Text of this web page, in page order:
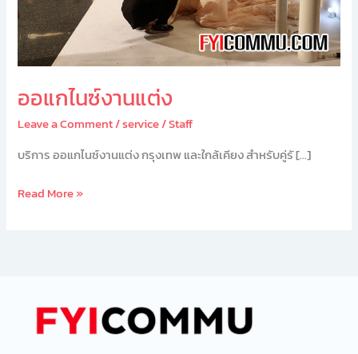
ออแกไนซ์งานแต่ง
Leave a Comment/service/Staff
บริการ ออแกไนซ์งานแต่ง กรุงเทพ และใกล้เคียง สำหรับคู่รั […]
Read More »